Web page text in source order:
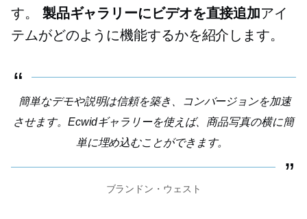
す。 製品ギャラリーにビデオを直接追加アイ
テムがどのように機能するかを紹介します。
簡単なデモや説明は信頼を築き、コンバージョンを加速
させます。Ecwidギャラリーを使えば、商品写真の横に簡
単に埋め込むことができます。
ブランドン・ウェスト